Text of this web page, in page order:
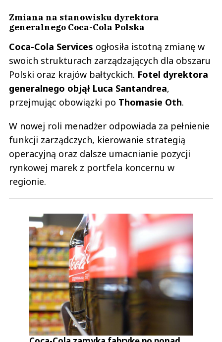
Zmiana na stanowisku dyrektora
generalnego Coca-Cola Polska
Coca-Cola Services ogłosiła istotną zmianę w
swoich strukturach zarządzających dla obszaru
Polski oraz krajów bałtyckich. Fotel dyrektora
generalnego objął Luca Santandrea,
przejmując obowiązki po Thomasie Oth.
W nowej roli menadżer odpowiada za pełnienie
funkcji zarządczych, kierowanie strategią
operacyjną oraz dalsze umacnianie pozycji
rynkowej marek z portfela koncernu w
regionie.